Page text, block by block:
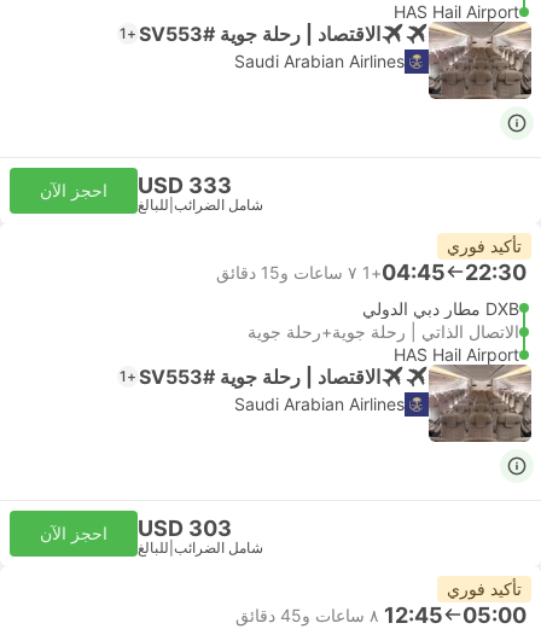
HAS Hail Airport
الاقتصاد | رحلة جوية #SV553 +1
Saudi Arabian Airlines
USD 333
شامل الضرائب للبالغ
احجز الآن
تأكيد فوري
22:30
04:45
+1
٧ ساعات و‫15 دقائق
DXB مطار دبي الدولي
الاتصال الذاتي | رحلة جوية+رحلة جوية
HAS Hail Airport
الاقتصاد | رحلة جوية #SV553 +1
Saudi Arabian Airlines
USD 303
شامل الضرائب للبالغ
احجز الآن
تأكيد فوري
05:00
12:45 ٨ ساعات و‫45 دقائق